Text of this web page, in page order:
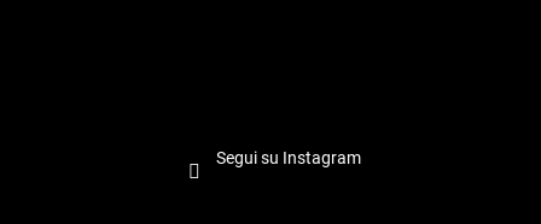
Segui su Instagram